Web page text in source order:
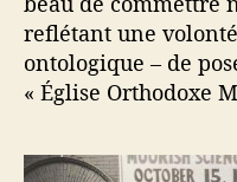
reflétant une
ontologique – de
« Église Orthodoxe